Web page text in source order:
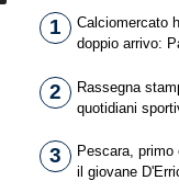
1
Calciomercato
doppio arrivo:
2
Rassegna
quotidiani
3
Pescara,
il giovane